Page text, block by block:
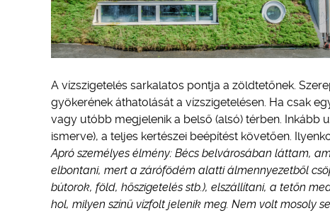
A vízszigetelés sarkalatos pontja a zöldtetőnek.
gyökerének áthatolását a vízszigetelésen. Ha csak
vagy utóbb megjelenik a belső (alsó) térben. Inkább
ismerve), a teljes kertészei beépítést követően.
Apró személyes élmény: Bécs belvárosában láttam,
elbontani, mert a zárófödém alatti álmennyezetből
bútorok, föld, hőszigetelés stb.), elszállítani, a tetőn
hol, milyen színű vízfolt jelenik meg. Nem volt mosoly